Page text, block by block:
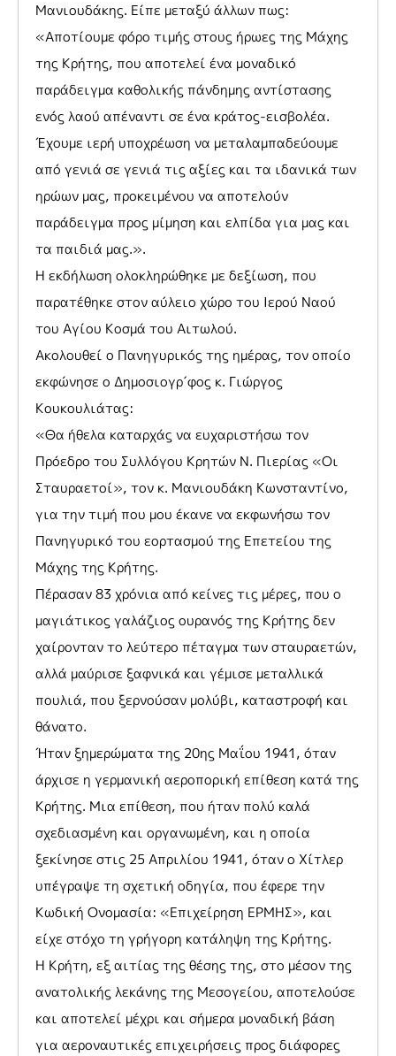
Μανιουδάκης. Είπε μεταξύ άλλων πως:
«Αποτίουμε φόρο τιμής στους ήρωες της Μάχης
της Κρήτης, που αποτελεί ένα μοναδικό
παράδειγμα καθολικής πάνδημης αντίστασης
ενός λαού απέναντι σε ένα κράτος-εισβολέα.
Έχουμε ιερή υποχρέωση να μεταλαμπαδεύουμε
από γενιά σε γενιά τις αξίες και τα ιδανικά των
ηρώων μας, προκειμένου να αποτελούν
παράδειγμα προς μίμηση και ελπίδα για μας και
τα παιδιά μας.».
Η εκδήλωση ολοκληρώθηκε με δεξίωση, που
παρατέθηκε στον αύλειο χώρο του Ιερού Ναού
του Αγίου Κοσμά του Αιτωλού.
Ακολουθεί ο Πανηγυρικός της ημέρας, τον οποίο
εκφώνησε ο Δημοσιογρ΄φος κ. Γιώργος
Κουκουλιάτας:
«Θα ήθελα καταρχάς να ευχαριστήσω τον
Πρόεδρο του Συλλόγου Κρητών Ν. Πιερίας «Οι
Σταυραετοί», τον κ. Μανιουδάκη Κωνσταντίνο,
για την τιμή που μου έκανε να εκφωνήσω τον
Πανηγυρικό του εορτασμού της Επετείου της
Μάχης της Κρήτης.
Πέρασαν 83 χρόνια από κείνες τις μέρες, που ο
μαγιάτικος γαλάζιος ουρανός της Κρήτης δεν
χαίρονταν το λεύτερο πέταγμα των σταυραετών,
αλλά μαύρισε ξαφνικά και γέμισε μεταλλικά
πουλιά, που ξερνούσαν μολύβι, καταστροφή και
θάνατο.
Ήταν ξημερώματα της 20ης Μαΐου 1941, όταν
άρχισε η γερμανική αεροπορική επίθεση κατά της
Κρήτης. Μια επίθεση, που ήταν πολύ καλά
σχεδιασμένη και οργανωμένη, και η οποία
ξεκίνησε στις 25 Απριλίου 1941, όταν ο Χίτλερ
υπέγραψε τη σχετική οδηγία, που έφερε την
Κωδική Ονομασία: «Επιχείρηση ΕΡΜΗΣ», και
είχε στόχο τη γρήγορη κατάληψη της Κρήτης.
Η Κρήτη, εξ αιτίας της θέσης της, στο μέσον της
ανατολικής λεκάνης της Μεσογείου, αποτελούσε
και αποτελεί μέχρι και σήμερα μοναδική βάση
για αεροναυτικές επιχειρήσεις προς διάφορες